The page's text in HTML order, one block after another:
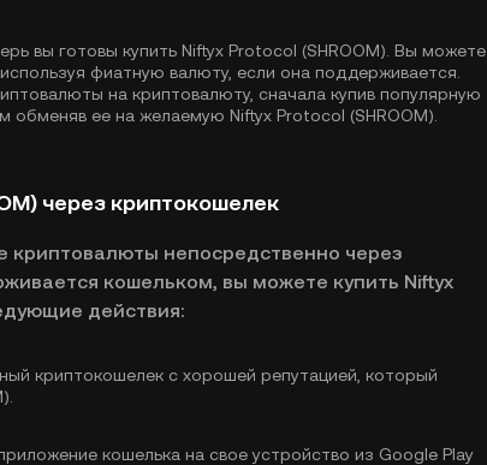
вы готовы купить Niftyx Protocol (SHROOM). Вы можете
фиатную валюту, если она поддерживается.
на криптовалюту, сначала купив популярную
обменяв ее на желаемую Niftyx Protocol (SHROOM).
через криптокошелек
непосредственно через
кошельком, вы можете купить Niftyx
действия:
криптокошелек с хорошей репутацией, который
кошелька на свое устройство из Google Play